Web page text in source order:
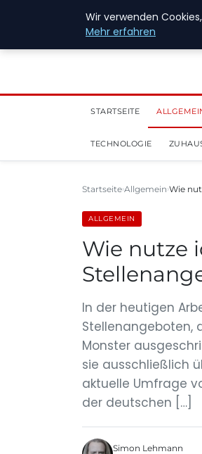
28. Juli 2026
STARTSEITE
TECHNOLOGIE
Startseite Allgemein Wie
ALLGEMEIN
Wie nutze
In der heutigen
Stellenangeboten,
Monster
sie ausschließlich
aktuelle Umfrage
der deutschen […]
Simon Lehmann
Wir verwenden
Mehr erfahren